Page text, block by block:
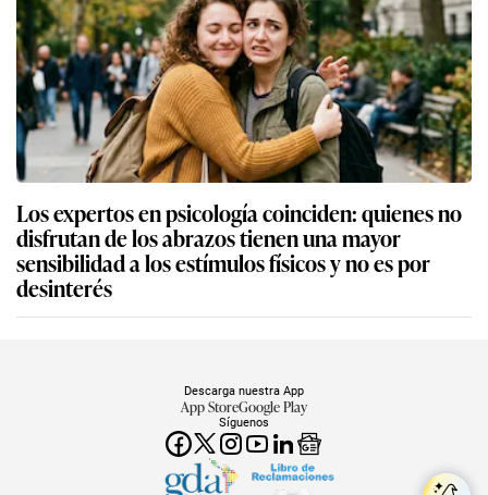
Los expertos en psicología coinciden: quienes no
disfrutan de los abrazos tienen una mayor
sensibilidad a los estímulos físicos y no es por
desinterés
Síguenos
Descarga nuestra App
App StoreGoogle Play